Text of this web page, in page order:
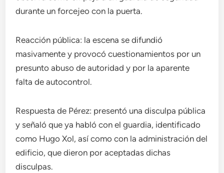
durante un forcejeo con la puerta.
Reacción pública: la escena se difundió
masivamente y provocó cuestionamientos por un
presunto abuso de autoridad y por la aparente
falta de autocontrol.
Respuesta de Pérez: presentó una disculpa pública
y señaló que ya habló con el guardia, identificado
como Hugo Xol, así como con la administración del
edificio, que dieron por aceptadas dichas
disculpas.